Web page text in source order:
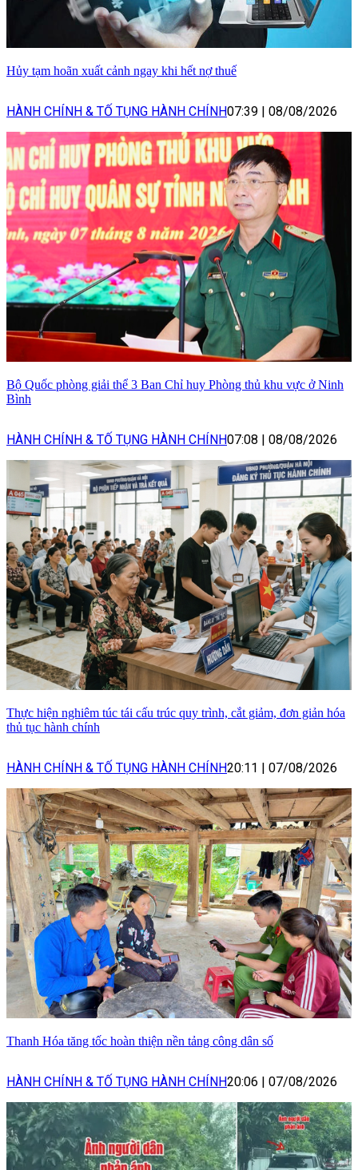
Hủy tạm hoãn xuất cảnh ngay khi hết nợ thuế
HÀNH CHÍNH & TỐ TỤNG HÀNH CHÍNH07:39 08/08/2026
Bộ Quốc phòng giải thể 3 Ban Chỉ huy Phòng thủ khu vực ở Ninh
Bình
HÀNH CHÍNH & TỐ TỤNG HÀNH CHÍNH07:08 08/08/2026
Thực hiện nghiêm túc tái cấu trúc quy trình, cắt giảm, đơn giản hóa
thủ tục hành chính
HÀNH CHÍNH & TỐ TỤNG HÀNH CHÍNH20:11 07/08/2026
Thanh Hóa tăng tốc hoàn thiện nền tảng công dân số
HÀNH CHÍNH & TỐ TỤNG HÀNH CHÍNH20:06 07/08/2026